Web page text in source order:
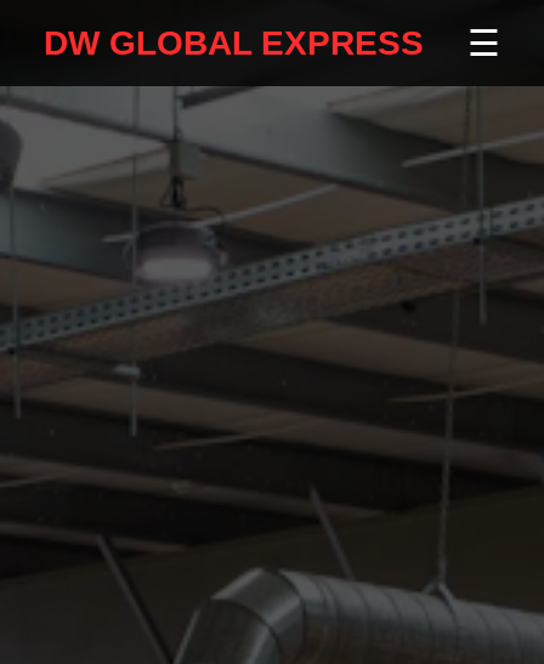
DW GLOBAL EXPRESS ☰